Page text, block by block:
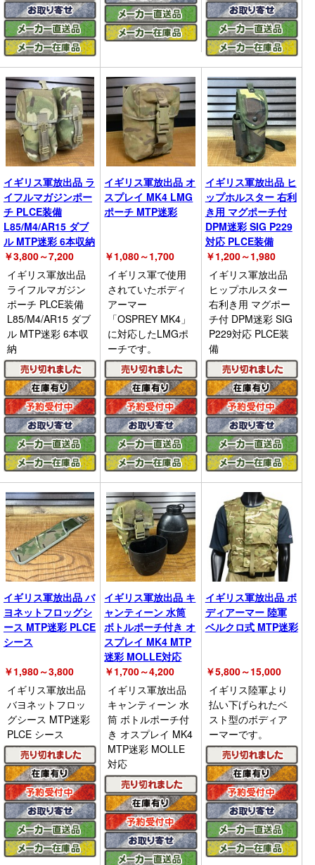
イギリス軍放出品 ラ
イフルマガジンポー
チ PLCE装備
L85/M4/AR15 ダブ
ル MTP迷彩 6本収納
￥3,800～7,200
イギリス軍放出品
ライフルマガジン
ポーチ PLCE装備
L85/M4/AR15 ダブ
ル MTP迷彩 6本収
納
イギリス軍放出品 オ
スプレイ MK4 LMG
ポーチ MTP迷彩
￥1,080～1,700
イギリス軍で使用
されていたボディ
アーマー
「OSPREY MK4」
に対応したLMGポ
ーチです。
イギリス軍放出品 ヒ
ップホルスター 右利
き用 マグポーチ付
DPM迷彩 SIG P229
対応 PLCE装備
￥1,200～1,980
イギリス軍放出品
ヒップホルスター
右利き用 マグポー
チ付 DPM迷彩 SIG
P229対応 PLCE装
備
イギリス軍放出品 バ
ヨネットフロッグシ
ース MTP迷彩 PLCE
シース
￥1,980～3,800
イギリス軍放出品
バヨネットフロッ
グシース MTP迷彩
PLCE シース
イギリス軍放出品 キ
ャンティーン 水筒
ボトルポーチ付き オ
スプレイ MK4 MTP
迷彩 MOLLE対応
￥1,700～4,200
イギリス軍放出品
キャンティーン 水
筒 ボトルポーチ付
き オスプレイ MK4
MTP迷彩 MOLLE
対応
イギリス軍放出品 ボ
ディアーマー 陸軍
ベルクロ式 MTP迷彩
￥5,800～15,000
イギリス陸軍より
払い下げられたベ
スト型のボディア
ーマーです。